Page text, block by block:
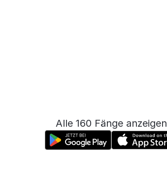
Alle 160 Fänge anzeigen